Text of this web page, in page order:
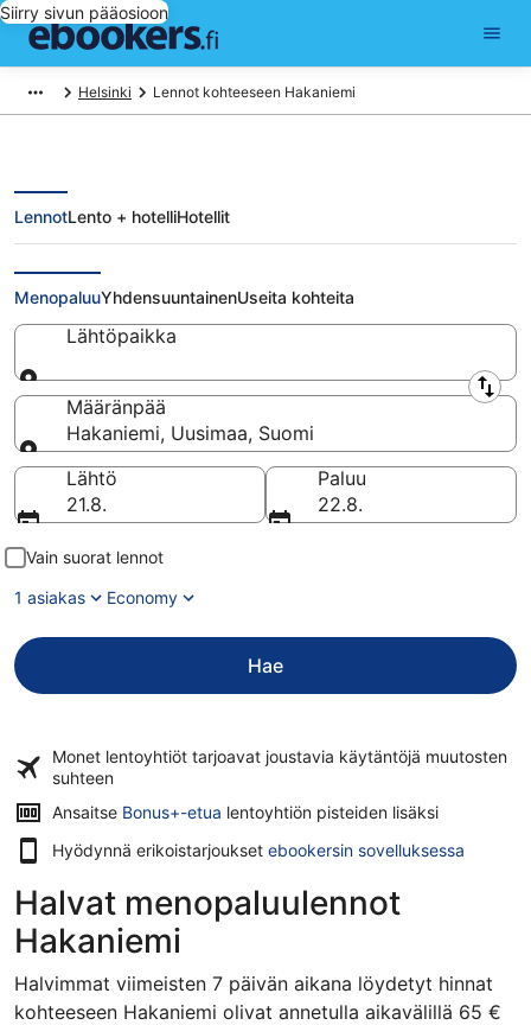
Siirry sivun pääosioon
Helsinki Lennot kohteeseen Hakaniemi
Halvat lennot Hakaniemi
LennotLento + hotelliHotellit
MenopaluuYhdensuuntainenUseita kohteita
Lähtöpaikka
Lähtöpaikka
Määränpää
Hakaniemi, Uusimaa, Suomi
Määränpää
Lähtö
21.8.
Paluu
22.8.
Vain suorat lennot
1 asiakas
Economy
Hae
Monet lentoyhtiöt tarjoavat joustavia käytäntöjä muutosten
suhteen
Ansaitse Bonus+-etua lentoyhtiön pisteiden lisäksi
Hyödynnä erikoistarjoukset ebookersin sovelluksessa
Halvat menopaluulennot
Hakaniemi
Halvimmat viimeisten 7 päivän aikana löydetyt hinnat
kohteeseen Hakaniemi olivat annetulla aikavälillä 65 €